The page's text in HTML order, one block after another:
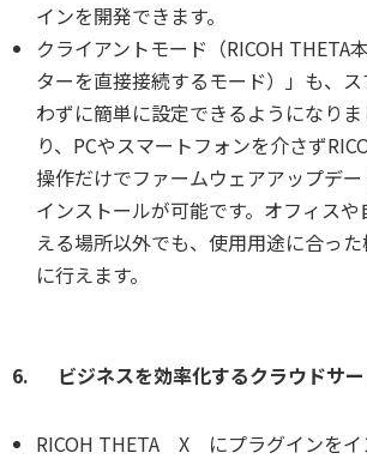
インを開発できます。
クライアントモード（RICOH THETA
ターを直接接続するモード）」も、
わずに簡単に設定できるようになり
り、PCやスマートフォンを介さず
操作だけでファームウェアアップデ
インストールが可能です。オフィス
える場所以外でも、使用用途に合っ
に行えます。
6. ビジネスを効率化するクラウドサー
RICOH THETA X にプラグインをイ